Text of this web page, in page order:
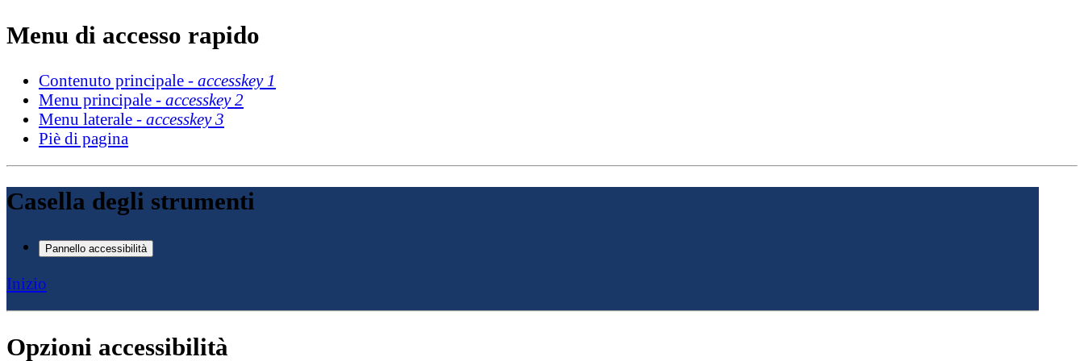
Menu di accesso rapido
Contenuto principale - accesskey 1
Menu principale - accesskey 2
Menu laterale - accesskey 3
Piè di pagina
Casella degli strumenti
Pannello accessibilità
Inizio
Opzioni accessibilità